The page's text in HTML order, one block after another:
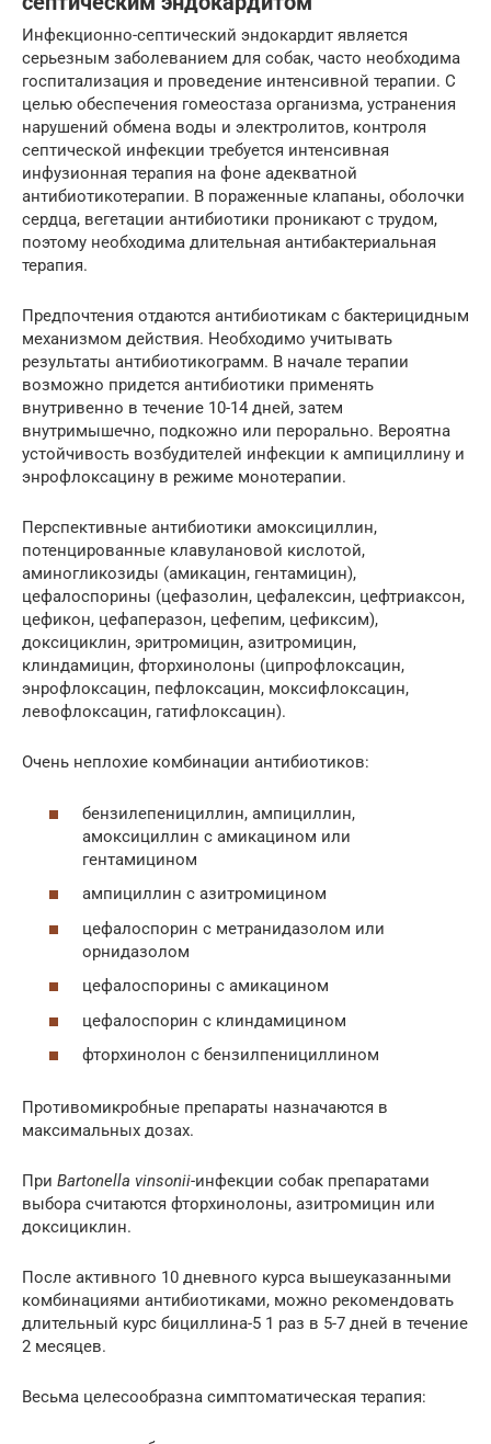
Инфекционно-септический эндокардит является
серьезным заболеванием для собак, часто необходима
госпитализация и проведение интенсивной терапии. С
целью обеспечения гомеостаза организма, устранения
нарушений обмена воды и электролитов, контроля
септической инфекции требуется интенсивная
инфузионная терапия на фоне адекватной
антибиотикотерапии. В пораженные клапаны, оболочки
сердца, вегетации антибиотики проникают с трудом,
поэтому необходима длительная антибактериальная
терапия.
Предпочтения отдаются антибиотикам с бактерицидным
механизмом действия. Необходимо учитывать
результаты антибиотикограмм. В начале терапии
возможно придется антибиотики применять
внутривенно в течение 10-14 дней, затем
внутримышечно, подкожно или перорально. Вероятна
устойчивость возбудителей инфекции к ампициллину и
энрофлоксацину в режиме монотерапии.
Перспективные антибиотики амоксициллин,
потенцированные клавулановой кислотой,
аминогликозиды (амикацин, гентамицин),
цефалоспорины (цефазолин, цефалексин, цефтриаксон,
цефикон, цефаперазон, цефепим, цефиксим),
доксициклин, эритромицин, азитромицин,
клиндамицин, фторхинолоны (ципрофлоксацин,
энрофлоксацин, пефлоксацин, моксифлоксацин,
левофлоксацин, гатифлоксацин).
Очень неплохие комбинации антибиотиков:
бензилепенициллин, ампициллин,
амоксициллин с амикацином или
гентамицином
ампициллин с азитромицином
цефалоспорин с метранидазолом или
орнидазолом
цефалоспорины с амикацином
цефалоспорин с клиндамицином
фторхинолон с бензилпенициллином
Противомикробные препараты назначаются в
максимальных дозах.
При Bartonella vinsonii-инфекции собак препаратами
выбора считаются фторхинолоны, азитромицин или
доксициклин.
После активного 10 дневного курса вышеуказанными
комбинациями антибиотиками, можно рекомендовать
длительный курс бициллина-5 1 раз в 5-7 дней в течение
2 месяцев.
Весьма целесообразна симптоматическая терапия: